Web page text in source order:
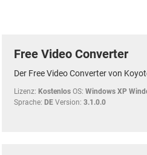
Free Video Converter
Der Free Video Converter von
Lizenz: Kostenlos OS: Windows XP
Sprache: DE Version: 3.1.0.0